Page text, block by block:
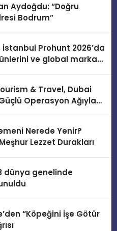
Aydoğdu: “Doğru
Bodrum”
İstanbul Prohunt 2026’da
ve global marka
& Travel, Dubai
Operasyon Ağıyla
Nerede Yenir?
Lezzet Durakları
dünya genelinde
“Köpeğini İşe Götür